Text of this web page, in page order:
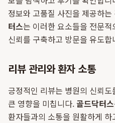
정보와 고품질 사진을 제공하
터스는 이러한 요소들을 전문
신뢰를 구축하고 방문을 유도합
리뷰 관리와 환자 소통
긍정적인 리뷰는 병원의 신뢰
큰 영향을 미칩니다. 골드닥터스
환자들과의 소통을 원활하게